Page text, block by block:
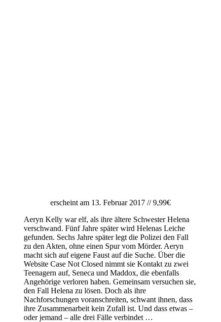
erscheint am 13. Februar 2017 // 9,99€
Aeryn Kelly war elf, als ihre ältere Schwester Helena
verschwand. Fünf Jahre später wird Helenas Leiche
gefunden. Sechs Jahre später legt die Polizei den Fall
zu den Akten, ohne einen Spur vom Mörder. Aeryn
macht sich auf eigene Faust auf die Suche. Über die
Website Case Not Closed nimmt sie Kontakt zu zwei
Teenagern auf, Seneca und Maddox, die ebenfalls
Angehörige verloren haben. Gemeinsam versuchen sie,
den Fall Helena zu lösen. Doch als ihre
Nachforschungen voranschreiten, schwant ihnen, dass
ihre Zusammenarbeit kein Zufall ist. Und dass etwas –
oder jemand – alle drei Fälle verbindet …